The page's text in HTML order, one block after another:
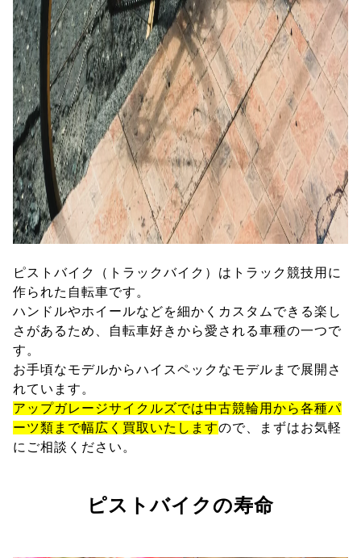
ピストバイク（トラックバイク）はトラック競技用に
作られた自転車です。
ハンドルやホイールなどを細かくカスタムできる楽し
さがあるため、自転車好きから愛される車種の一つで
す。
お手頃なモデルからハイスペックなモデルまで展開さ
れています。
アップガレージサイクルズでは中古競輪用から各種パ
ーツ類まで幅広く買取いたしますので、まずはお気軽
にご相談ください。
ピストバイクの寿命